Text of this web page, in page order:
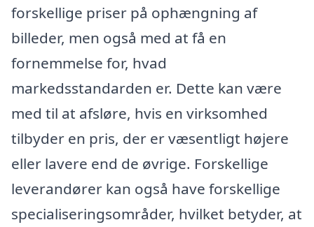
forskellige priser på ophængning af
billeder, men også med at få en
fornemmelse for, hvad
markedsstandarden er. Dette kan være
med til at afsløre, hvis en virksomhed
tilbyder en pris, der er væsentligt højere
eller lavere end de øvrige. Forskellige
leverandører kan også have forskellige
specialiseringsområder, hvilket betyder, at